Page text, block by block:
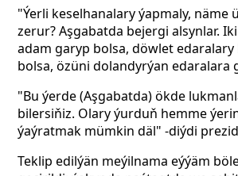
"Ýerli keselhanalary ýapmaly, näme
zerur? Aşgabatda bejergi alsynlar.
adam garyp bolsa, döwlet edaralary
bolsa, özüni dolandyrýan edaralara
"Bu ýerde (Aşgabatda) ökde
bilersiňiz. Olary ýurduň hemme
ýaýratmak mümkin däl" -diýdi
Teklip edilýän meýilnama eýýäm